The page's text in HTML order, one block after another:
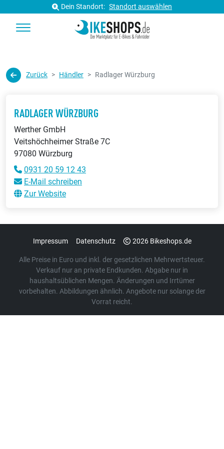
Dein Standort: Standort auswählen
Zurück Händler Radlager Würzburg
RADLAGER WÜRZBURG
Werther GmbH
Veitshöchheimer Straße 7C
97080 Würzburg
0931 20 59 12 43
E-Mail schreiben
Zur Website
Impressum Datenschutz 2026 Bikeshops.de
Alle Preise in Euro und inkl. der gesetzlichen Mehrwertsteuer.
Verkauf nur an private Endkunden. Abgabe nur in
haushaltsüblichen Mengen. Änderungen und Irrtümer
vorbehalten. Abbildungen ähnlich. Angebote nur solange der
Vorrat reicht.